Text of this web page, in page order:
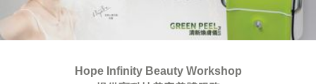
Hope Infinity Beauty Workshop